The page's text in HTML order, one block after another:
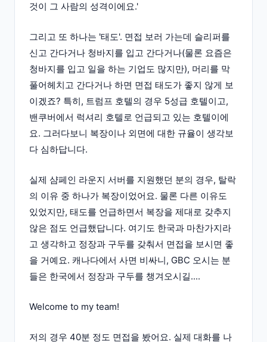
것이 그 사람의 성격이에요.'
그리고 또 하나는 '태도'. 면접 보러 가는데 슬리퍼를
신고 간다거나 청바지를 입고 간다거나(물론 요즘은
청바지를 입고 일을 하는 기업도 많지만), 머리를 막
풀어헤치고 간다거나 하면 면접 태도가 좋지 않게 보
이겠죠? 특히, 트럼프 호텔의 경우 5성급 호텔이고,
밴쿠버에서 럭셔리 호텔로 언급되고 있는 호텔이에
요. 그러다보니 복장이나 외면에 대한 규율이 생각보
다 심하답니다.
실제 샴페인 라운지 서버를 지원했던 분의 경우, 탈락
의 이유 중 하나가 복장이었어요. 물론 다른 이유도
있었지만, 태도를 언급하면서 복장을 제대로 갖추지
않은 점도 언급했답니다. 여기도 한국과 마찬가지라
고 생각하고 정장과 구두를 갖춰서 면접을 보시면 좋
을 거예요. 캐나다에서 사면 비싸니, GBC 오시는 분
들은 한국에서 정장과 구두를 챙겨오시길....
Welcome to my team!
저의 경우 40분 정도 면접을 봤어요. 실제 대화를 나